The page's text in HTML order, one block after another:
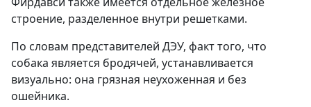
строение, разделенное внутри решетками.
По словам представителей ДЭУ, факт того, что
собака является бродячей, устанавливается
визуально: она грязная неухоженная и без
ошейника.